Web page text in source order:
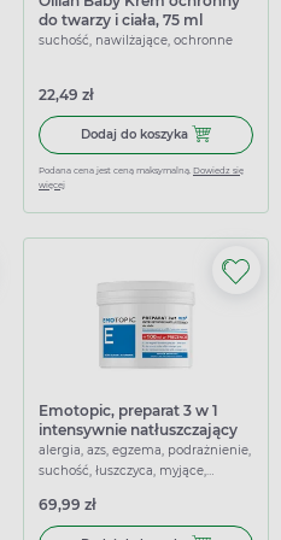
Ziaja Med, Hipoalergiczny krem
do twarzy i ciała, 75 ml
suchość, nawilżające, ochronne
22,49 zł
Dodaj do koszyka Dodaj do
Podana cena jest ceną maksymalną. Dowiedz się
więcej
Emotopic, preparat 3 w 1
intensywnie natłuszczający
do ciała, 500 ml
alergia, azs, egzema, podrażnienie,
suchość, łuszczyca, myjące,
łagodzące
69,99 zł